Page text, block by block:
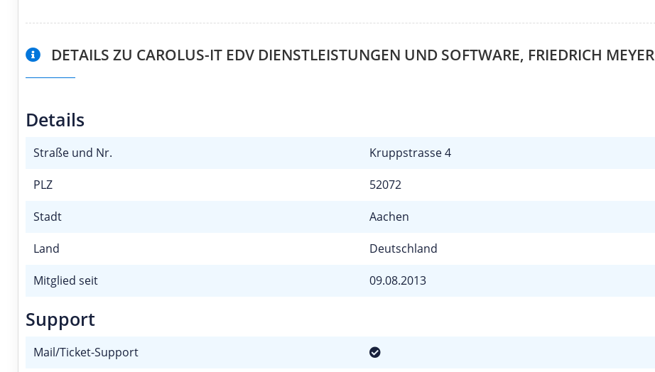
DETAILS ZU CAROLUS-IT EDV DIENSTLEISTUNGEN UND SOFTWARE, FRIEDRICH MEYER
Details
Straße und Nr. Kruppstrasse 4
PLZ 52072
Stadt Aachen
Land Deutschland
Mitglied seit 09.08.2013
Support
Mail/Ticket-Support